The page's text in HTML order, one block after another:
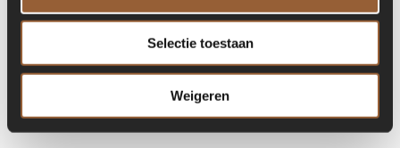
Selectie toestaan
Weigeren